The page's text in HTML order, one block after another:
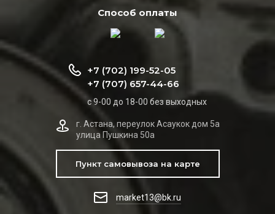
Способ оплаты
+7 (702) 199-52-05
+7 (707) 657-44-66
с 9-00 до 18-00 без выходных
г. Астана, переулок Асаукок дом 5а
улица Пушкина 50а
Пункт самовывоза на карте
market13@bk.ru